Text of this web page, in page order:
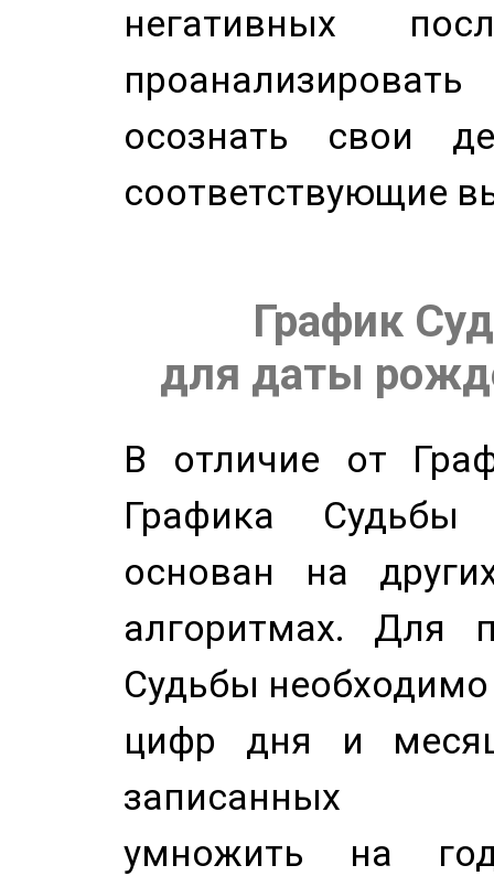
негативных
осознать свои
соответствующие
График
для даты
В отличие от
Графика
основан на
алгоритмах. Для
Судьбы
цифр дня и
записанных
умножить на